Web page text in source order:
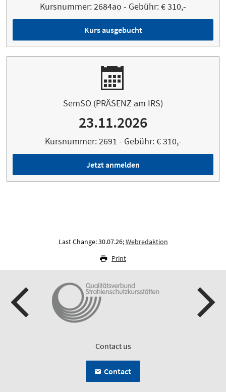
Kursnummer: 2684ao - Gebühr: € 310,-
Kurs ausgebucht
SemSO (PRÄSENZ am IRS)
23.11.2026
Kursnummer: 2691 - Gebühr: € 310,-
Jetzt anmelden
Last Change: 30.07.26;Webredaktion
Print
Contact us
Contact